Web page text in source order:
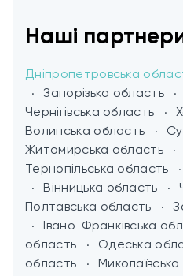
Наші
Дніпропетровська
Запорізька область
Чернігівська область
Волинська область
Житомирська область
Тернопільська область
Вінницька область
Полтавська область
Івано-Франківська
область
Одеська
область